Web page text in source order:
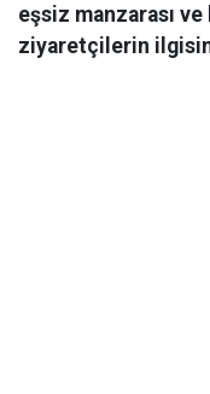
eşsiz manzarası
ziyaretçilerin